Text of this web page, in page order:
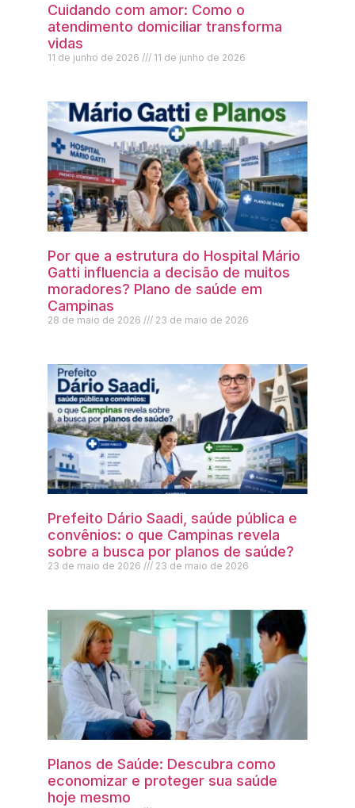
Cuidando com amor: Como o
atendimento domiciliar transforma
vidas
11 de junho de 2026 11 de junho de 2026
Por que a estrutura do Hospital Mário
Gatti influencia a decisão de muitos
moradores? Plano de saúde em
Campinas
28 de maio de 2026 23 de maio de 2026
Prefeito Dário Saadi, saúde pública e
convênios: o que Campinas revela
sobre a busca por planos de saúde?
23 de maio de 2026 23 de maio de 2026
Planos de Saúde: Descubra como
economizar e proteger sua saúde
hoje mesmo